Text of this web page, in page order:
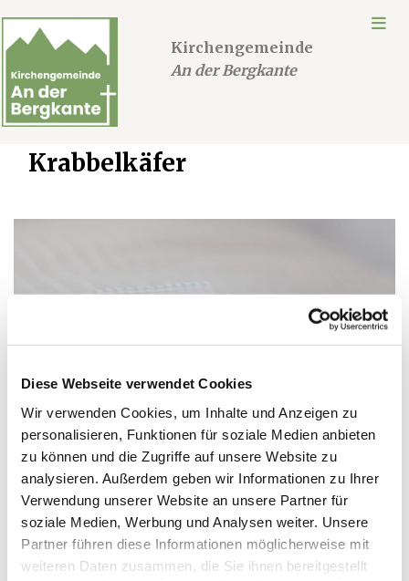
Diese Webseite verwendet Cookies
Wir verwenden Cookies, um Inhalte und Anzeigen zu
personalisieren, Funktionen für soziale Medien anbieten
zu können und die Zugriffe auf unsere Website zu
analysieren. Außerdem geben wir Informationen zu Ihrer
Verwendung unserer Website an unsere Partner für
soziale Medien, Werbung und Analysen weiter. Unsere
Partner führen diese Informationen möglicherweise mit
weiteren Daten zusammen, die Sie ihnen bereitgestellt
Kirchengemeinde
An der Bergkante
Krabbelkäfer
Mittwoch, 5. Mai 2027, 09:30 Uhr
Oberlübbe - Gemeindehaus - UG,